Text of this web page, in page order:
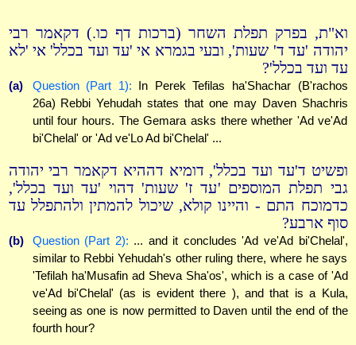
וא"ת, בפרק תפלת השחר (ברכות דף כו.) דקאמר רבי
יהודה 'עד ד' שעות', ובעי בגמרא אי 'עד ועד בכלל' אי 'לא
עד ועד בכלל'?
(a) Question (Part 1): In Perek Tefilas ha'Shachar (B'rachos
26a) Rebbi Yehudah states that one may Daven Shachris
until four hours. The Gemara asks there whether 'Ad ve'Ad
bi'Chelal' or 'Ad ve'Lo Ad bi'Chelal' ...
ופשיט ד'עד ועד בכלל', דומיא דההיא דקאמר רבי יהודה
גבי תפלת המוספים 'עד ז' שעות' דהוי 'עד ועד בכלל',
כדמוכח התם - והיינו קולא, שיכול להמתין ולהתפלל עד
סוף ארבע?
(b) Question (Part 2): ... and it concludes 'Ad ve'Ad bi'Chelal',
similar to Rebbi Yehudah's other ruling there, where he says
'Tefilah ha'Musafin ad Sheva Sha'os', which is a case of 'Ad
ve'Ad bi'Chelal' (as is evident there ), and that is a Kula,
seeing as one is now permitted to Daven until the end of the
fourth hour?